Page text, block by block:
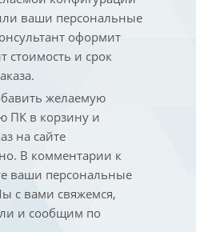
ваши персональные
оформит
стоимость и срок
желаемую
ПК в корзину и
на сайте
В комментарии к
ваши персональные
с вами свяжемся,
и сообщим по